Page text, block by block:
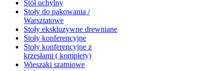
Stół uchylny
Stoły do pakowania /
Warsztatowe
Stoły ekskluzywne drewniane
Stoły konferencyjne
Stoły konferencyjne z
krzesłami ( komplety)
Wieszaki szatniowe